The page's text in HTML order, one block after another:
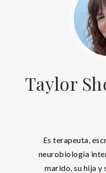
Taylor
Es terapeuta,
neurobiología
marido, su hija y